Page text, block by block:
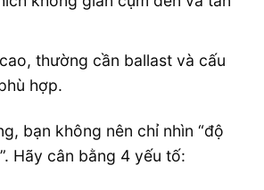
thường cần ballast và cấu
hợp.
bạn không nên chỉ nhìn “độ
Hãy cân bằng 4 yếu tố: